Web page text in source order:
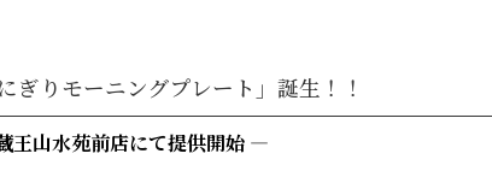
ぎりモーニングプレート」誕生！！
王山水苑前店にて提供開始 ―